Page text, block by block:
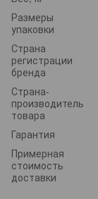
Размеры
упаковки
Страна
регистрации
бренда
Страна-
производитель
товара
Гарантия
Примерная
стоимость
доставки